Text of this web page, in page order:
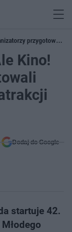
przygotowali
Kino!
Dodaj do Google
startuje 42.